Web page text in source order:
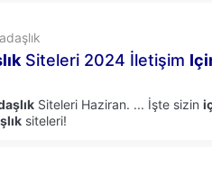
Siteleri 2024 İletişim
Siteleri Haziran. ... İşte sizin
siteleri!